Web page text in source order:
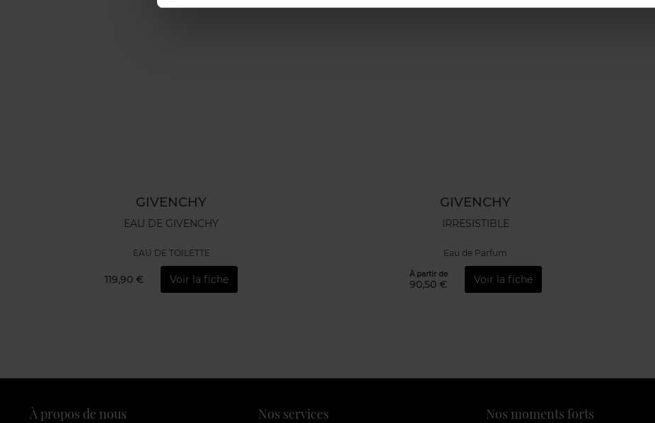
GIVENCHY
EAU DE GIVENCHY
EAU DE TOILETTE
119,90 € Voir la fiche
GIVENCHY
IRRESISTIBLE
Eau de Parfum
À partir de
90,50 € Voir la fiche
À propos de nous Nos services Nos moments forts